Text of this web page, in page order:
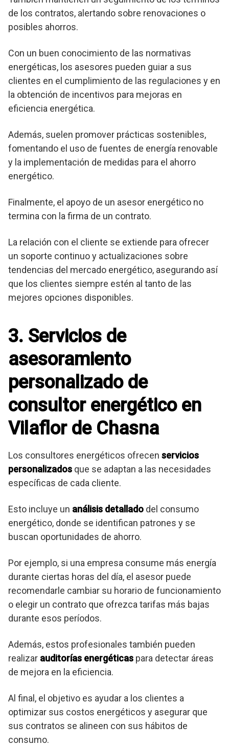
de los contratos, alertando sobre renovaciones o
posibles ahorros.
Con un buen conocimiento de las normativas
energéticas, los asesores pueden guiar a sus
clientes en el cumplimiento de las regulaciones y en
la obtención de incentivos para mejoras en
eficiencia energética.
Además, suelen promover prácticas sostenibles,
fomentando el uso de fuentes de energía renovable
y la implementación de medidas para el ahorro
energético.
Finalmente, el apoyo de un asesor energético no
termina con la firma de un contrato.
La relación con el cliente se extiende para ofrecer
un soporte continuo y actualizaciones sobre
tendencias del mercado energético, asegurando así
que los clientes siempre estén al tanto de las
mejores opciones disponibles.
3. Servicios de
asesoramiento
personalizado de
consultor energético en
Vilaflor de Chasna
Los consultores energéticos ofrecen servicios
personalizados que se adaptan a las necesidades
específicas de cada cliente.
Esto incluye un análisis detallado del consumo
energético, donde se identifican patrones y se
buscan oportunidades de ahorro.
Por ejemplo, si una empresa consume más energía
durante ciertas horas del día, el asesor puede
recomendarle cambiar su horario de funcionamiento
o elegir un contrato que ofrezca tarifas más bajas
durante esos períodos.
Además, estos profesionales también pueden
realizar auditorías energéticas para detectar áreas
de mejora en la eficiencia.
Al final, el objetivo es ayudar a los clientes a
optimizar sus costos energéticos y asegurar que
sus contratos se alineen con sus hábitos de
consumo.